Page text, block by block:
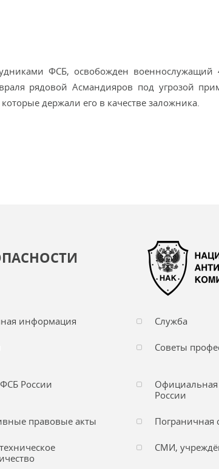
ФСБ, освобожден военнослужащий
рядовой Асмандияров под угрозой
держали его в качестве заложника.
информация Служба
Советы
России
России
правовые акты Пограничная
СМИ,